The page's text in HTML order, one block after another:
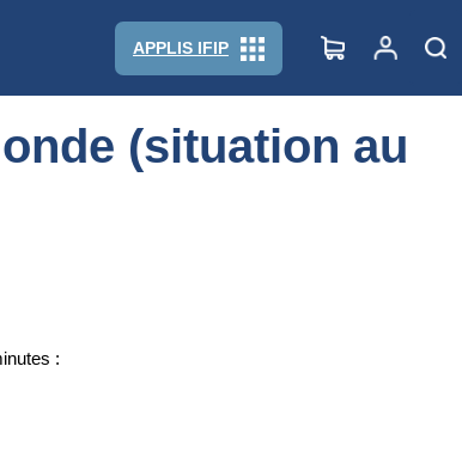
APPLIS IFIP
(situation au
: